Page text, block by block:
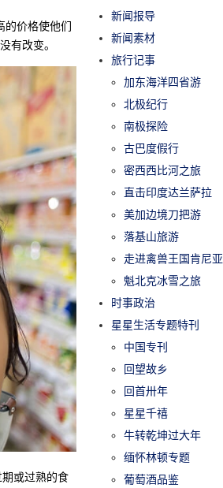
的价格使他们
有改变。
或过熟的食
新闻报导
新闻素材
旅行记事
加东海洋四省游
北极纪行
南极探险
古巴度假行
密西西比河之旅
直击印度达兰萨拉
美加边境刀把游
落基山旅游
走进禽兽王国肯尼亚
魁北克冰雪之旅
时事政治
星星生活专题特刊
中国专刊
回望故乡
回首卅年
星星千禧
牛转乾坤过大年
缅怀林顿专题
葡萄酒品鉴